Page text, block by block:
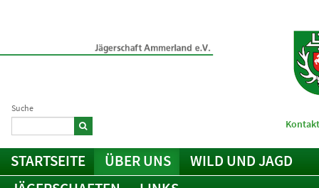
Suche
STARTSEITE ÜBER UNS
WILD UND JAGD